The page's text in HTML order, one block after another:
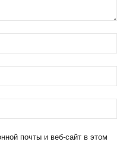
почты и веб-сайт в этом